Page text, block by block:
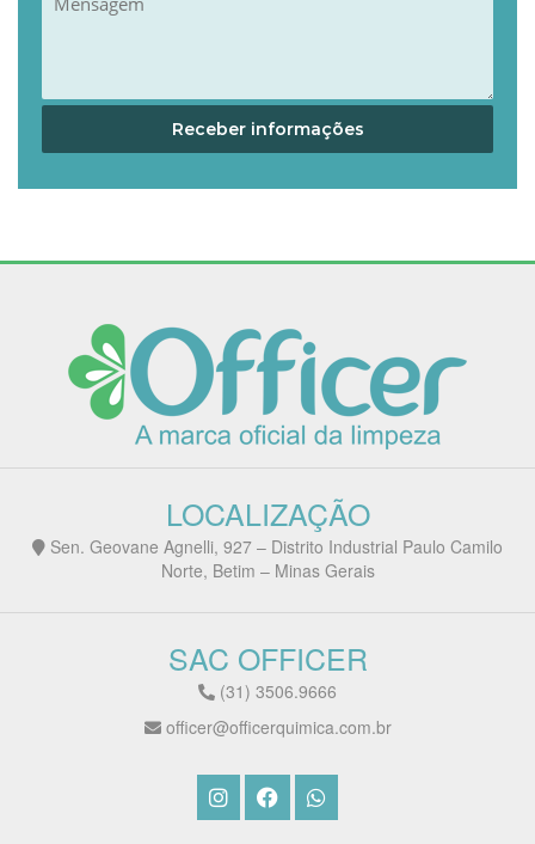
LOCALIZAÇÃO
Sen. Geovane Agnelli, 927 – Distrito Industrial Paulo Camilo
Norte, Betim – Minas Gerais
SAC OFFICER
(31) 3506.9666
officer@officerquimica.com.br